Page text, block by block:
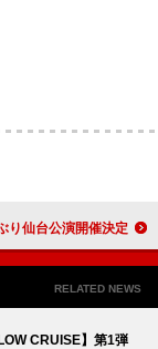
ぶり仙台公演開催決定
RELATED NEWS
CRUISE】第1弾